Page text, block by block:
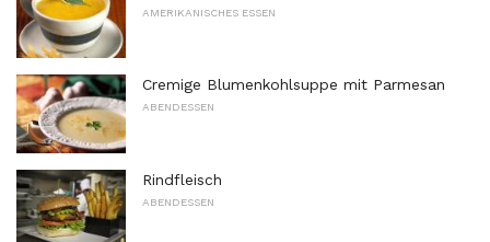
AMERIKANISCHES ESSEN
Cremige Blumenkohlsuppe mit Parmesan
ABENDESSEN
Rindfleisch
ABENDESSEN